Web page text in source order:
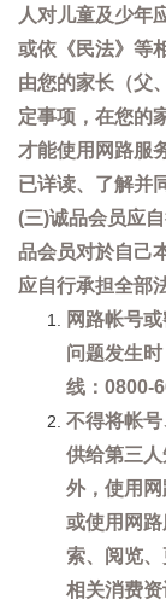
人对儿童及少年
或依《民法》等
由您的家长（父
定事项，在您的
才能使用网路服
已详读、了解并
(三)诚品会员应
品会员对於自己
应自行承担全部
网路帐号
问题发生
线：0800-
不得将帐
供给第三
外，使用
或使用网
索、阅览
相关消费